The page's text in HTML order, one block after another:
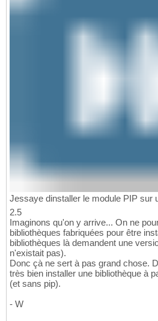
Jessaye dinstaller le module PIP
2.5
Imaginons qu'on y arrive... On ne
bibliothèques fabriquées pour être
bibliothèques là demandent une
n'existait pas).
Donc çà ne sert à pas grand chose.
très bien installer une bibliothèque à
(et sans pip).
- W